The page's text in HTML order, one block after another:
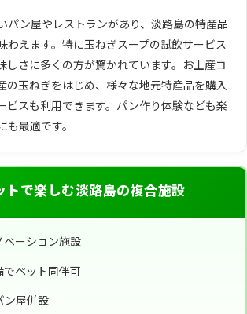
パン屋やレストランがあり、淡路島の特産品
わえます。特に玉ねぎスープの試飲サービス
しさに多くの方が驚かれています。お土産コ
の玉ねぎをはじめ、様々な地元特産品を購入
ビスも利用できます。パン作り体験なども楽
も最適です。
トで楽しむ淡路島の複合施設
ーション施設
でペット同伴可
ン屋併設